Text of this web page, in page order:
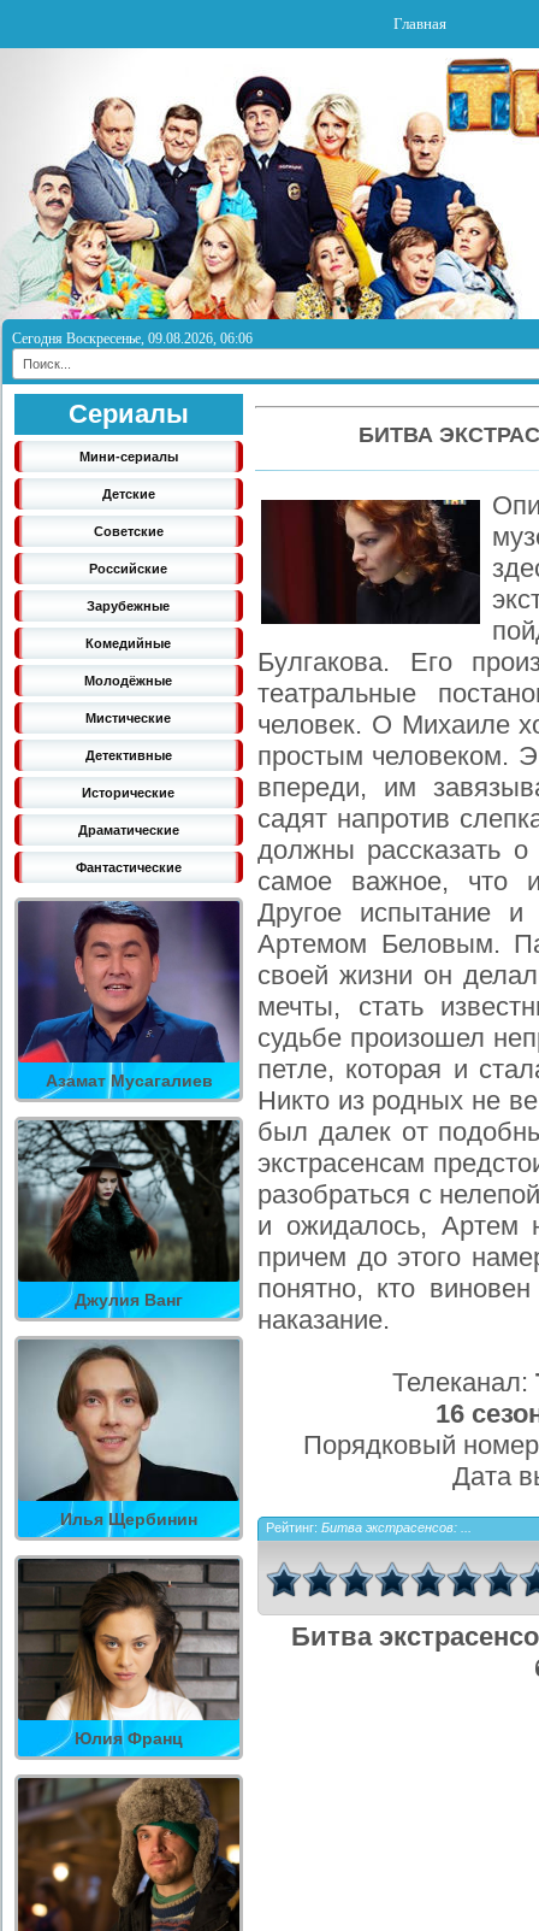
Главная
Сегодня Воскресенье, 09.08.2026, 06:06
Сериалы
Мини-сериалы
Детские
Советские
Российские
Зарубежные
Комедийные
Молодёжные
Мистические
Детективные
Исторические
Драматические
Фантастические
Азамат Мусагалиев
Джулия Ванг
Илья Щербинин
Юлия Франц
БИТВА
Булгакова. Его
театральные
человек. О Михаиле
простым человеком.
впереди, им
садят напротив
должны рассказать
самое важное, что
Другое испытание и
Артемом Беловым.
своей жизни он
мечты, стать
судьбе произошел
петле, которая и
Никто из родных не
был далек от
экстрасенсам
разобраться с
и ожидалось, Артем
причем до этого
понятно, кто
наказание.
Телеканал:
16
Порядковый
Дата
Рейтинг: Битва экстрасенсов: ...
Битва